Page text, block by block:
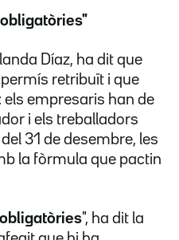
Díaz, ha dit que
retribuït i que
els empresaris han de
i els treballadors
31 de desembre, les
la fòrmula que pactin
", ha dit la